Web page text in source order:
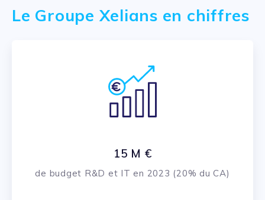
Le Groupe Xelians en chiffres
15 M €
de budget R&D et IT en 2023​ (20% du CA)​